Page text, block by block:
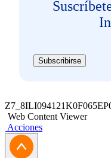
Subscribirse
Web Content Viewer
Acciones